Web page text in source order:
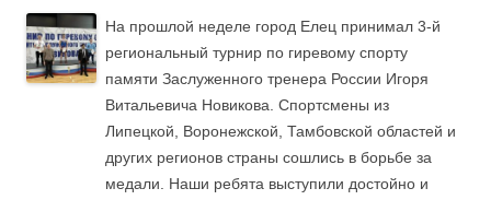
На прошлой неделе город Елец принимал 3-й
региональный турнир по гиревому спорту
памяти Заслуженного тренера России Игоря
Витальевича Новикова. Спортсмены из
Липецкой, Воронежской, Тамбовской областей и
других регионов страны сошлись в борьбе за
медали. Наши ребята выступили достойно и